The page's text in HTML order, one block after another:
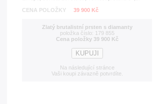
CENA POLOŽKY
39 900 Kč
Zlatý brutalistní prsten s diamanty
položka číslo: 179 855
Cena položky 39 900 Kč
Na následující stránce
Vaši koupi závazně potvrdíte.